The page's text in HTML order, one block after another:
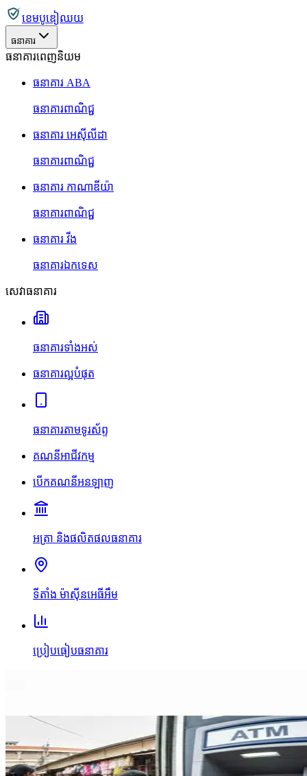
ខេមបូឌៀឈយ
ធនាគារ
ធនាគារពេញនិយម
ធនាគារ ABA
ធនាគារពាណិជ្ជ
ធនាគារ អេស៊ីលីដា
ធនាគារពាណិជ្ជ
ធនាគារ កាណាឌីយ៉ា
ធនាគារពាណិជ្ជ
ធនាគារ វីង
ធនាគារឯកទេស
សេវាធនាគារ
ធនាគារទាំងអស់
ធនាគារល្អបំផុត
ធនាគារតាមទូរស័ព្ទ
គណនីអាជីវកម្ម
បើកគណនីអនឡាញ
អត្រា និងផលិតផលធនាគារ
ទីតាំង ម៉ាស៊ីនអេធីអឹម
ប្រៀបធៀបធនាគារ